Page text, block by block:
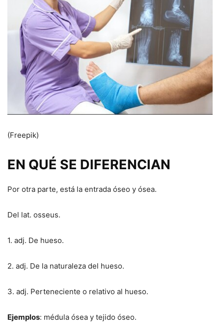
(Freepik)
EN QUÉ SE DIFERENCIAN
Por otra parte, está la entrada óseo y ósea.
Del lat. osseus.
1. adj. De hueso.
2. adj. De la naturaleza del hueso.
3. adj. Perteneciente o relativo al hueso.
Ejemplos: médula ósea y tejido óseo.